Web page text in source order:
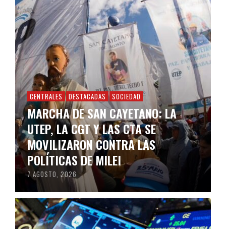
CENTRALES DESTACADAS SOCIEDAD
MARCHA DE SAN CAYETANO: LA
UTEP, LA CGT Y LAS CTA SE
MOVILIZARON CONTRA LAS
POLÍTICAS DE MILEI
7 AGOSTO, 2026